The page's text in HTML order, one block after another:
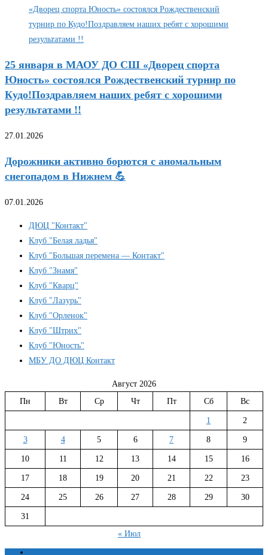
25 января в МАОУ ДО СШ «Дворец спорта
Юность» состоялся Рождественский турнир по
Кудо!Поздравляем наших ребят с хорошими
результатами !!
27.01.2026
Дорожники активно борются с аномальным
снегопадом в Нижнем 💪
07.01.2026
ДЮЦ "Контакт"
Клуб "Белая ладья"
Клуб "Большая перемена — Контакт"
Клуб "Знамя"
Клуб "Кварц"
Клуб "Лазурь"
Клуб "Орленок"
Клуб "Штрих"
Клуб "Юность"
МБУ ДО ДЮЦ Контакт
Август 2026
Пн
Вт Ср Чт Пт Сб Вс
1 2
3 4 5 6 7 8 9
10 11 12 13 14 15 16
17 18 19 20 21 22 23
24 25 26 27 28 29 30
31
« Июл